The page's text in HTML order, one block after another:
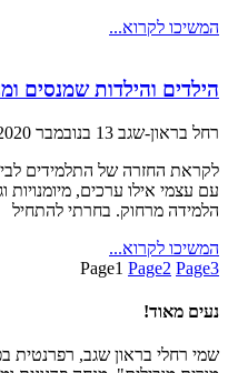
המשיכו לקרוא...
הילדים והילדות שמנסים
רחל בראון-שגב 13 בנובמבר 2020
לקראת החזרה של התלמידים
עם עצמי אילו ערכים,
הלמידה מרחוק. בחרתי להתחיל
המשיכו לקרוא...
Page1 Page2 Page3
נעים מאוד!
שמי רחלי בראון שגב,